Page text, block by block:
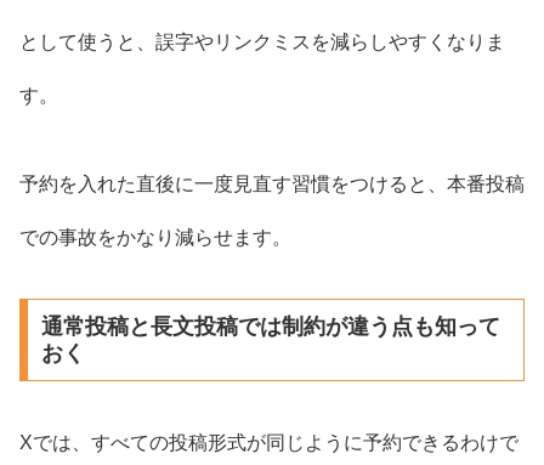
として使うと、誤字やリンクミスを減らしやすくなりま
す。
予約を入れた直後に一度見直す習慣をつけると、本番投稿
での事故をかなり減らせます。
通常投稿と長文投稿では制約が違う点も知って
おく
Xでは、すべての投稿形式が同じように予約できるわけで